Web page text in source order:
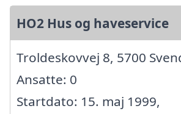
HO2 Hus og haveservice
Troldeskovvej 8, 5700
Ansatte: 0
Startdato: 15. maj 1999,